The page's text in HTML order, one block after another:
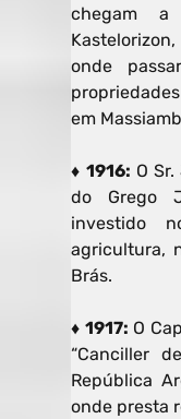
chegam a
onde
em
♦ 1916: O
do Grego
investido
agricultura,
Brás.
♦ 1917: O
“Canciller
República
onde presta